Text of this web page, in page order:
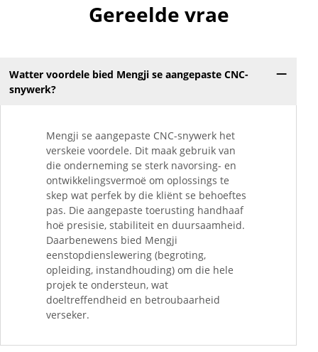
Gereelde vrae
Watter voordele bied Mengji se aangepaste CNC-
snywerk?
Mengji se aangepaste CNC-snywerk het
verskeie voordele. Dit maak gebruik van
die onderneming se sterk navorsing- en
ontwikkelingsvermoë om oplossings te
skep wat perfek by die kliënt se behoeftes
pas. Die aangepaste toerusting handhaaf
hoë presisie, stabiliteit en duursaamheid.
Daarbenewens bied Mengji
eenstopdienslewering (begroting,
opleiding, instandhouding) om die hele
projek te ondersteun, wat
doeltreffendheid en betroubaarheid
verseker.